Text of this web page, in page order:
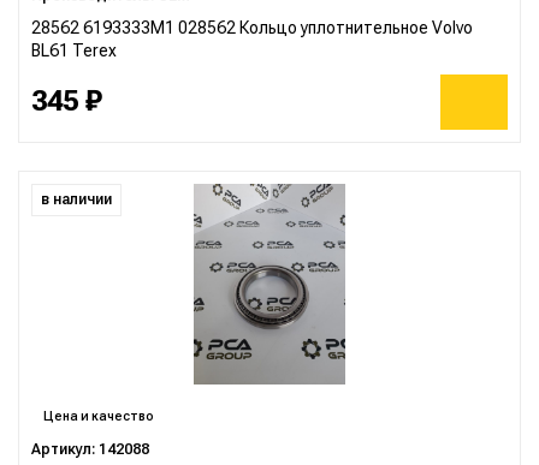
28562 6193333M1 028562 Кольцо уплотнительное Volvo
BL61 Terex
345 ₽
в наличии
Цена и качество
Артикул: 142088